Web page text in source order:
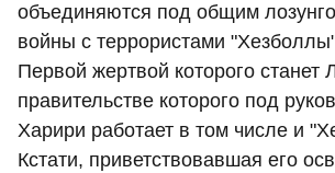
объединяются под общим
войны с террористами
Первой жертвой которого станет
правительстве которого под
Харири работает в том числе и
Кстати, приветствовавшая его